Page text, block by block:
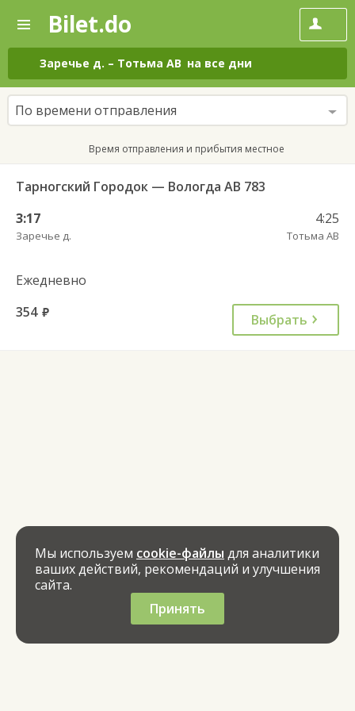
—
Поиск
и
покупка
билетов
на
автобус
онлайн
Bilet.do
Заречье д. – Тотьма АВ на все дни
По времени отправления
Время отправления и прибытия местное
Тарногский Городок — Вологда АВ 783
3:17
Заречье д.
4:25
Тотьма АВ
Ежедневно
354 руб. Выбрать
Мы используем cookie-файлы для аналитики
ваших действий, рекомендаций и улучшения
сайта.
Принять